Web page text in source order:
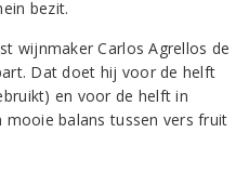
bezit.
wijnmaker Carlos Agrellos de
Dat doet hij voor de helft
en voor de helft in
balans tussen vers fruit